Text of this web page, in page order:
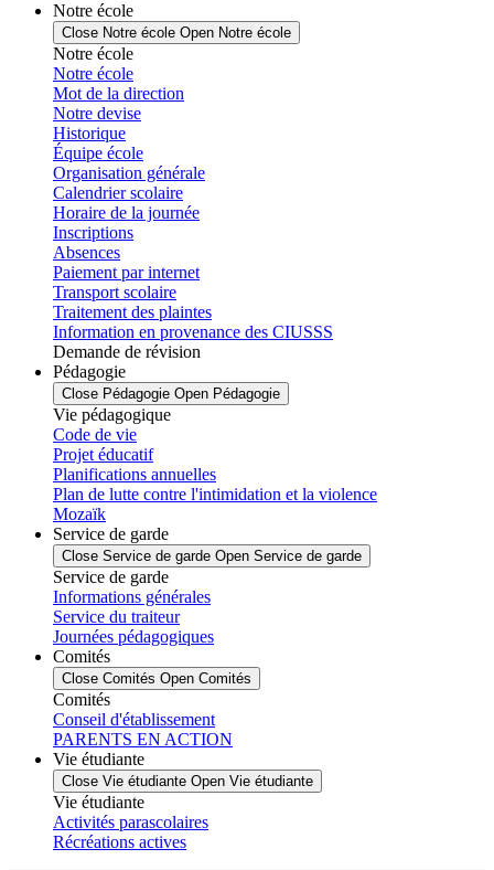
Notre école
Close Notre école Open Notre école
Notre école
Notre école
Mot de la direction
Notre devise
Historique
Équipe école
Organisation générale
Calendrier scolaire
Horaire de la journée
Inscriptions
Absences
Paiement par internet
Transport scolaire
Traitement des plaintes
Information en provenance des CIUSSS
Demande de révision
Pédagogie
Close Pédagogie Open Pédagogie
Vie pédagogique
Code de vie
Projet éducatif
Planifications annuelles
Plan de lutte contre l'intimidation et la violence
Mozaïk
Service de garde
Close Service de garde Open Service de garde
Service de garde
Informations générales
Service du traiteur
Journées pédagogiques
Comités
Close Comités Open Comités
Comités
Conseil d'établissement
PARENTS EN ACTION
Vie étudiante
Close Vie étudiante Open Vie étudiante
Vie étudiante
Activités parascolaires
Récréations actives